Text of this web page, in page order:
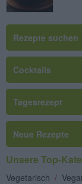
Rezepte suchen
Cocktails
Tagesrezept
Neue Rezepte
Unsere Top-
Vegetarisch /